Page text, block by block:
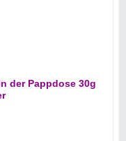
der Pappdose 30g